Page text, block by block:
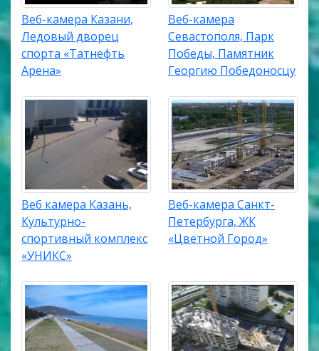
Веб-камера Казани,
Ледовый дворец
спорта «Татнефть
Арена»
Веб-камера
Севастополя, Парк
Победы, Памятник
Георгию Победоносцу
Веб камера Казань,
Культурно-
спортивный комплекс
«УНИКС»
Веб-камера Санкт-
Петербурга, ЖК
«Цветной Город»